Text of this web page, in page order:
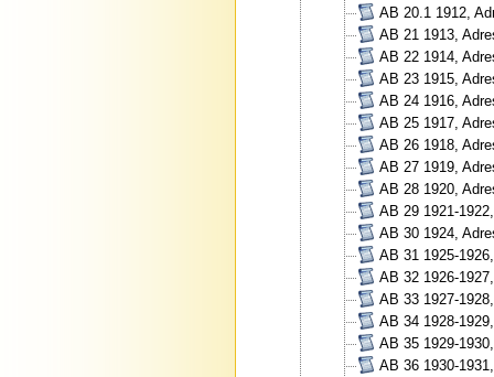
AB 20.1 1912,
AB 21 1913,
AB 22 1914,
AB 23 1915,
AB 24 1916,
AB 25 1917,
AB 26 1918,
AB 27 1919,
AB 28 1920,
AB 29 1921-
AB 30 1924,
AB 31 1925-
AB 32 1926-
AB 33 1927-
AB 34 1928-
AB 35 1929-
AB 36 1930-